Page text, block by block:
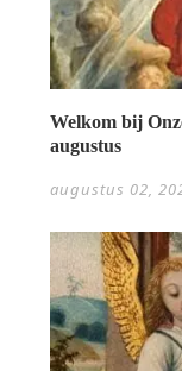
Welkom bij
augustus
augustus 02,